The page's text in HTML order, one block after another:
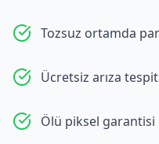
Tozsuz ortamda
Ücretsiz arıza
Ölü piksel garantisi